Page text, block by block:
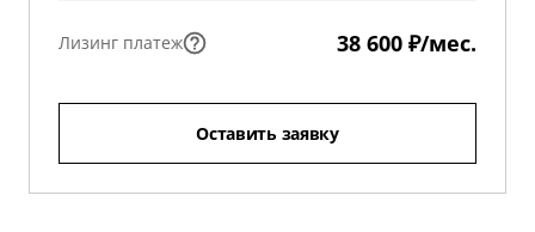
Лизинг платеж 38 600 ₽/мес.
Оставить заявку